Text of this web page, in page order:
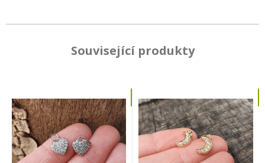
Související produkty